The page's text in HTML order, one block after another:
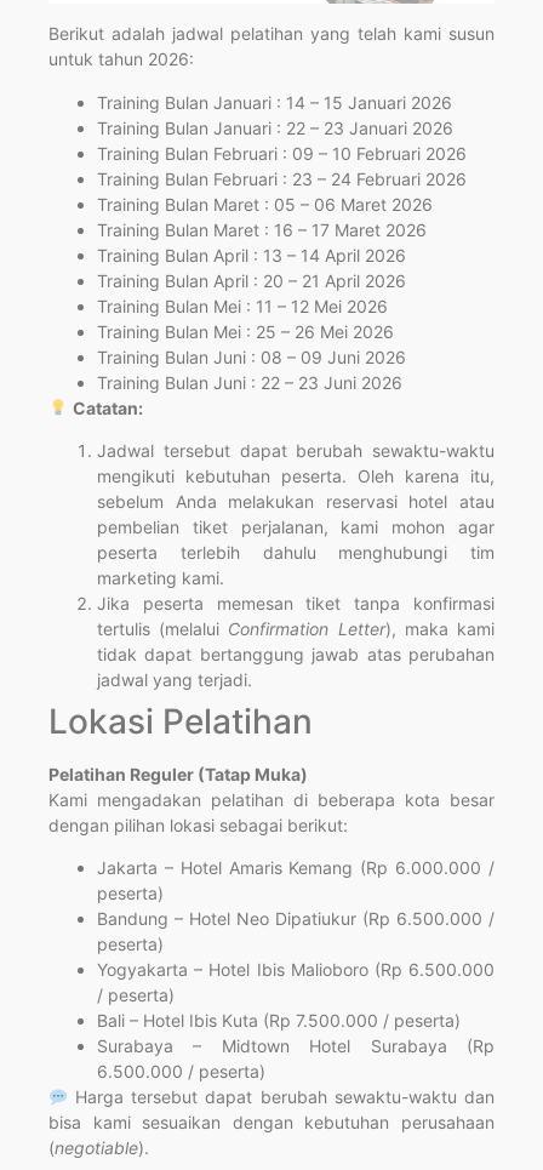
Berikut adalah jadwal pelatihan yang telah kami susun
untuk tahun 2026:
Training Bulan Januari : 14 – 15 Januari 2026
Training Bulan Januari : 22 – 23 Januari 2026
Training Bulan Februari : 09 – 10 Februari 2026
Training Bulan Februari : 23 – 24 Februari 2026
Training Bulan Maret : 05 – 06 Maret 2026
Training Bulan Maret : 16 – 17 Maret 2026
Training Bulan April : 13 – 14 April 2026
Training Bulan April : 20 – 21 April 2026
Training Bulan Mei : 11 – 12 Mei 2026
Training Bulan Mei : 25 – 26 Mei 2026
Training Bulan Juni : 08 – 09 Juni 2026
Training Bulan Juni : 22 – 23 Juni 2026
Catatan:
Jadwal tersebut dapat berubah sewaktu-waktu
mengikuti kebutuhan peserta. Oleh karena itu,
sebelum Anda melakukan reservasi hotel atau
pembelian tiket perjalanan, kami mohon agar
peserta terlebih dahulu menghubungi tim
marketing kami.
Jika peserta memesan tiket tanpa konfirmasi
tertulis (melalui Confirmation Letter), maka kami
tidak dapat bertanggung jawab atas perubahan
jadwal yang terjadi.
Lokasi Pelatihan
Pelatihan Reguler (Tatap Muka)
Kami mengadakan pelatihan di beberapa kota besar
dengan pilihan lokasi sebagai berikut:
Jakarta – Hotel Amaris Kemang (Rp 6.000.000 /
peserta)
Bandung – Hotel Neo Dipatiukur (Rp 6.500.000 /
peserta)
Yogyakarta – Hotel Ibis Malioboro (Rp 6.500.000
/ peserta)
Bali – Hotel Ibis Kuta (Rp 7.500.000 / peserta)
Surabaya – Midtown Hotel Surabaya (Rp
6.500.000 / peserta)
Harga tersebut dapat berubah sewaktu-waktu dan
bisa kami sesuaikan dengan kebutuhan perusahaan
(negotiable).